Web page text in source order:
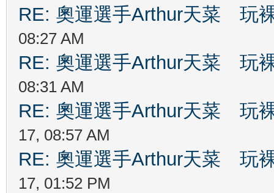
RE: 奧運選手Arthur天菜 玩
08:27 AM
RE: 奧運選手Arthur天菜 玩
08:31 AM
RE: 奧運選手Arthur天菜 玩
17, 08:57 AM
RE: 奧運選手Arthur天菜 玩
17, 01:52 PM